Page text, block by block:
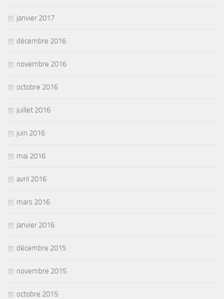
janvier 2017
décembre 2016
novembre 2016
octobre 2016
juillet 2016
juin 2016
mai 2016
avril 2016
mars 2016
janvier 2016
décembre 2015
novembre 2015
octobre 2015